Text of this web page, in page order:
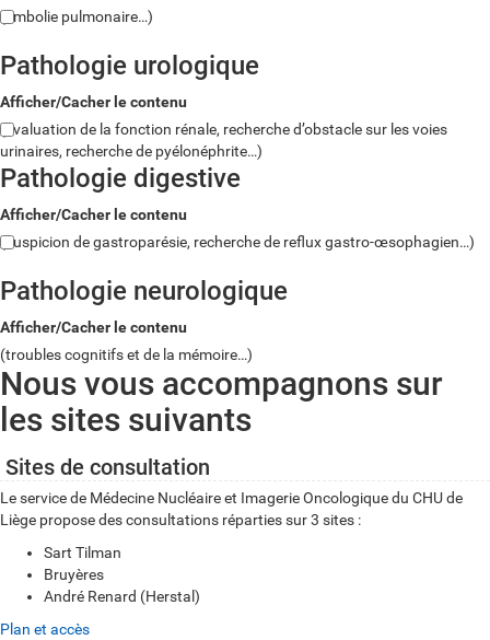
(embolie pulmonaire…)
Pathologie urologique
Afficher/Cacher le contenu
(évaluation de la fonction rénale, recherche d’obstacle sur les voies
urinaires, recherche de pyélonéphrite…)
Pathologie digestive
Afficher/Cacher le contenu
(suspicion de gastroparésie, recherche de reflux gastro-œsophagien…)
Pathologie neurologique
Afficher/Cacher le contenu
(troubles cognitifs et de la mémoire…)
Nous vous accompagnons sur
les sites suivants
Sites de consultation
Le service de Médecine Nucléaire et Imagerie Oncologique du CHU de
Liège propose des consultations réparties sur 3 sites :
Sart Tilman
Bruyères
André Renard (Herstal)
Plan et accès